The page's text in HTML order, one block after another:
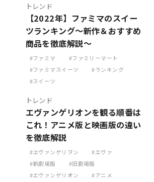
トレンド
【2022年】ファミマのスイー
ツランキング～新作＆おすすめ
商品を徹底解説～
ファミマ
ファミリーマート
ファミマスイーツ
ランキング
スイーツ
トレンド
エヴァンゲリオンを観る順番は
これ！アニメ版と映画版の違い
を徹底解説
ヱヴァンゲリヲン
エヴァ
新劇場版
旧劇場版
エヴァンゲリオン
アニメ